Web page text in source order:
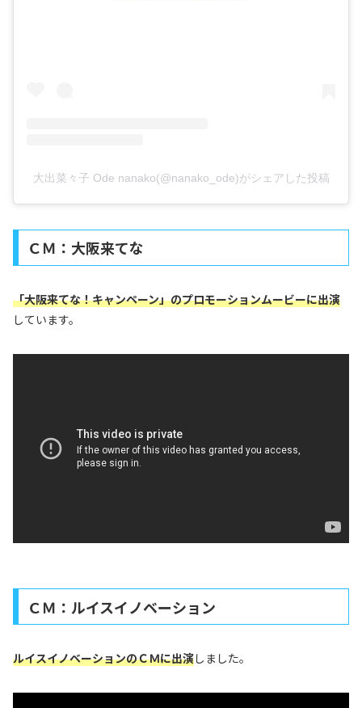
大出菜々子 Ode nanako(@nanako_ode)がシェアした投稿
ＣＭ：大阪来てな
「大阪来てな！キャンペーン」のプロモーションムービーに出演
しています。
ＣＭ：ルイスイノベーション
ルイスイノベーションのＣＭに出演しました。